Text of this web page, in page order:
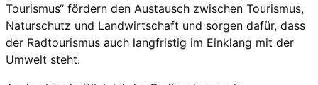
Tourismus“ fördern den Austausch zwischen Tourismus,
Naturschutz und Landwirtschaft und sorgen dafür, dass
der Radtourismus auch langfristig im Einklang mit der
Umwelt steht.